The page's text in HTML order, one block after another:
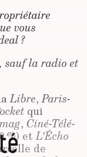
vous
?
sauf la radio et
Libre,Paris-
qui
, Ciné-Télé-
%) etL’Écho
de